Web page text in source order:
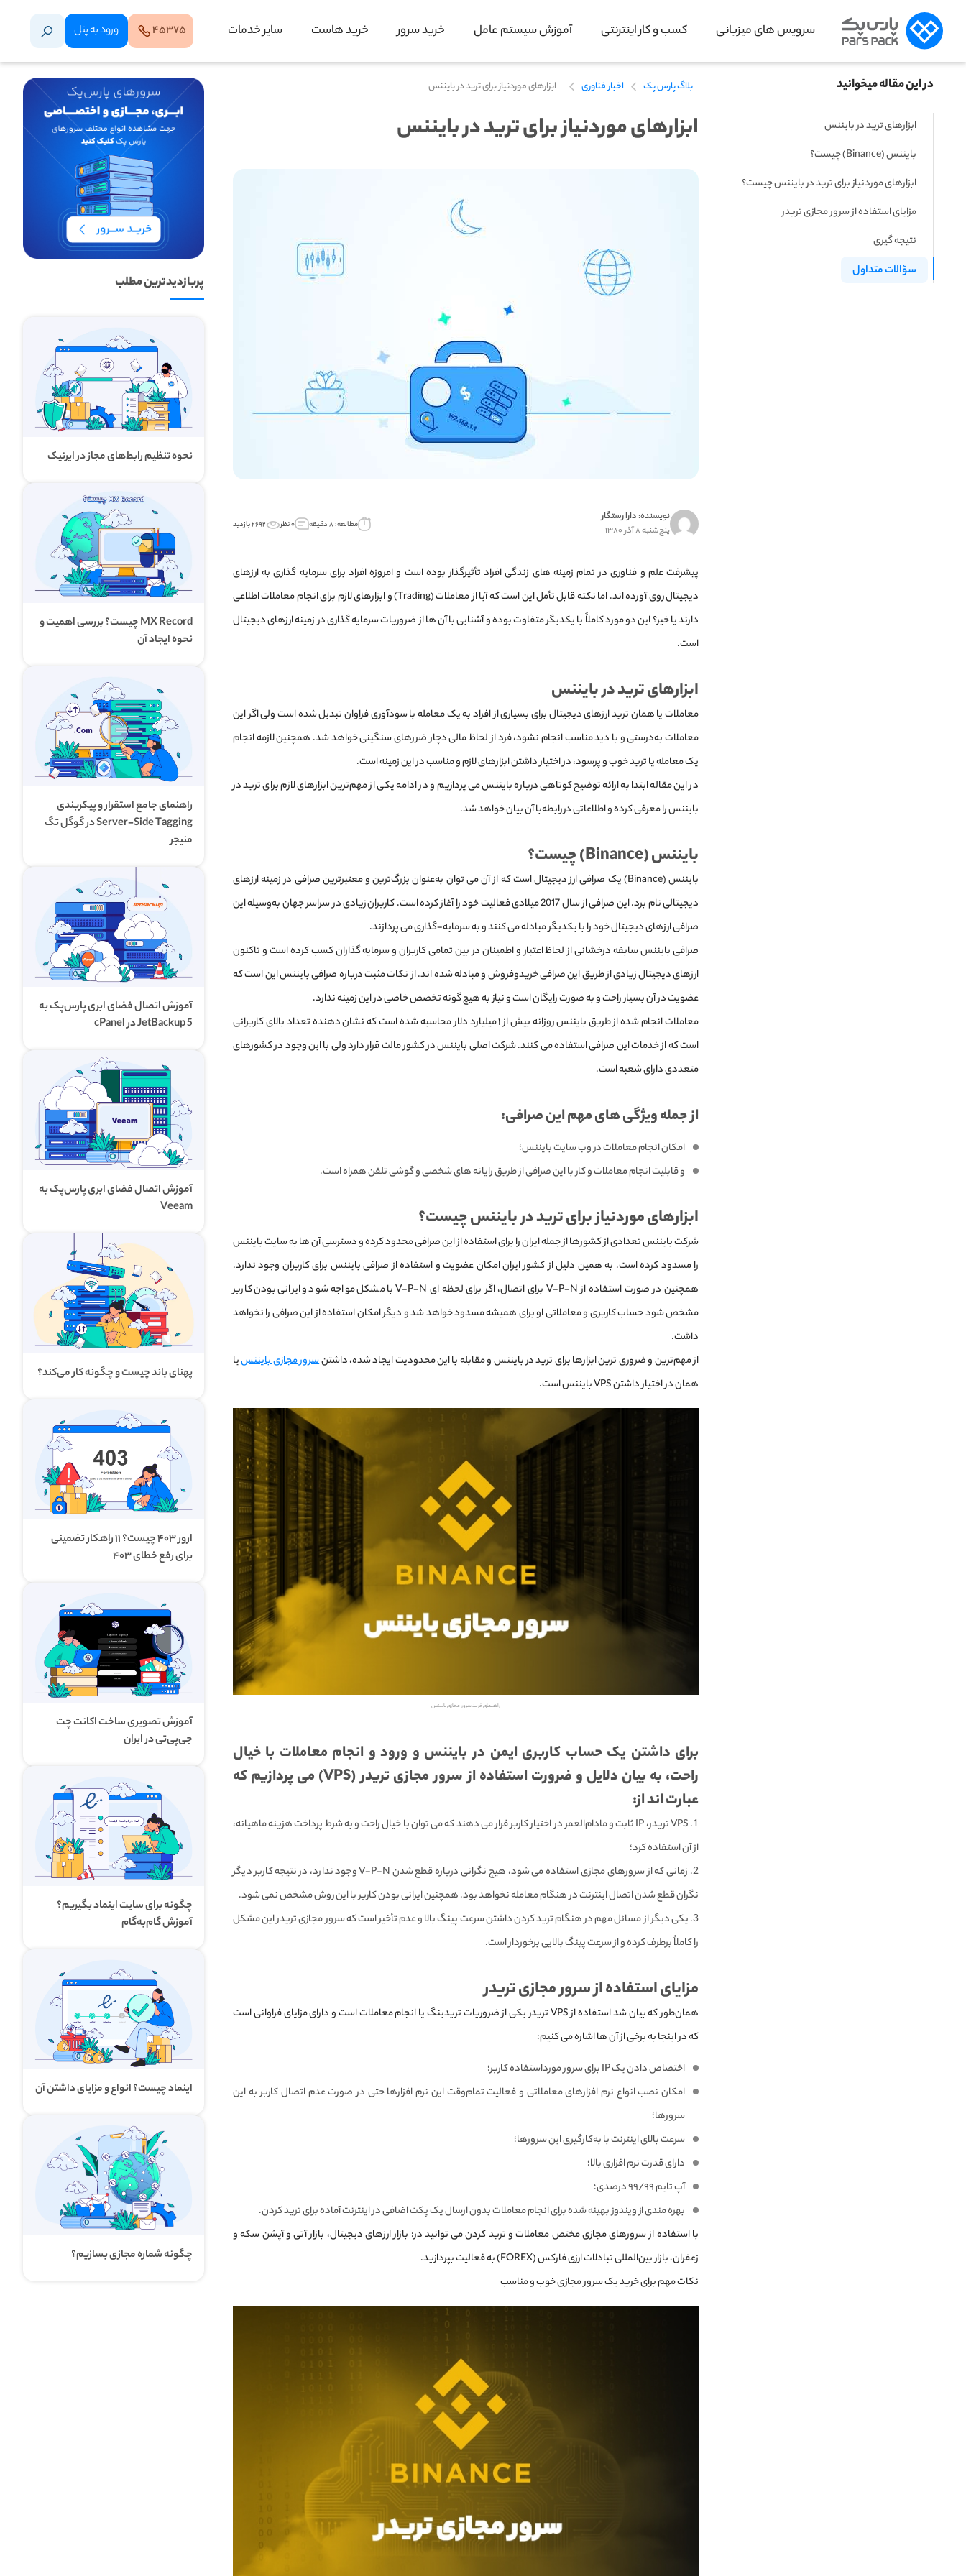
سرویس های میزبانی کسب و کار اینترنتی آموزش سیستم عامل خرید سرور خرید هاست سایر خدمات ۴۵۳۷۵ ورود‌ به‌ پنل
بلاگ پارس پک اخبار فناوری ابزارهای موردنیاز برای ترید در بایننس
ابزارهای موردنیاز برای ترید در بایننس
نویسنده: دارا رستگار
پنج‌شنبه ۸ آذر ۱۳۸۰
مطالعه: ۸ دقیقه ۰ نظر ۲۶۹۲ بازدید
در این مقاله میخوانید
ابزارهای ترید در بایننس
بایننس (Binance) چیست؟
ابزارهای موردنیاز برای ترید در بایننس چیست؟
مزایای استفاده از سرور مجازی تریدر
نتیجه گیری
سؤالات متداول
پیشرفت علم و فناوری در تمام زمینه های زندگی افراد تأثیرگذار بوده است و امروزه افراد برای سرمایه گذاری به ارزهای
دیجیتال روی آورده اند. اما نکته قابل تأمل این است که آیا از معاملات (Trading) و ابزارهای لازم برای انجام معاملات اطلاعی
دارند یا خیر؟ این دو مورد کاملاً با یکدیگر متفاوت بوده و آشنایی با آن ها از ضروریات سرمایه گذاری در زمینه ارزهای دیجیتال
است.
ابزارهای ترید در بایننس
معاملات یا همان ترید ارزهای دیجیتال برای بسیاری از افراد به یک معامله با سودآوری فراوان تبدیل شده است ولی اگر این
معاملات به‌درستی و با دید مناسب انجام نشود، فرد از لحاظ مالی دچار ضررهای سنگینی خواهد شد. همچنین لازمه انجام
یک معامله یا ترید خوب و پرسود، در اختیار داشتن ابزارهای لازم و مناسب در این زمینه است.
در این مقاله ابتدا به ارائه توضیح کوتاهی درباره بایننس می پردازیم و در ادامه یکی از مهم‌ترین ابزارهای لازم برای ترید در
بایننس را معرفی کرده و اطلاعاتی دررابطه‌با آن بیان خواهد شد.
بایننس (Binance) چیست؟
بایننس (Binance) یک صرافی ارز دیجیتال است که از آن می توان به‌عنوان بزرگ‌ترین و معتبرترین صرافی در زمینه ارزهای
دیجیتالی نام برد. این صرافی از سال 2017 میلادی فعالیت خود را آغاز کرده است. کاربران زیادی در سراسر جهان به‌وسیله این
صرافی ارزهای دیجیتال خود را با یکدیگر مبادله می کنند و به سرمایه-گذاری می پردازند.
صرافی بایننس سابقه درخشانی از لحاظ اعتبار و اطمینان در بین تمامی کاربران و سرمایه گذاران کسب کرده است و تاکنون
ارزهای دیجیتال زیادی از طریق این صرافی خریدوفروش و مبادله شده اند. از نکات مثبت درباره صرافی بایننس این است که
عضویت در آن بسیار راحت و به صورت رایگان است و نیاز به هیچ گونه تخصص خاصی در این زمینه ندارد.
معاملات انجام شده از طریق بایننس روزانه بیش از ۱ میلیارد دلار محاسبه شده است که نشان دهنده تعداد بالای کاربرانی
است که از خدمات این صرافی استفاده می کنند. شرکت اصلی بایننس در کشور مالت قرار دارد ولی با این وجود در کشورهای
متعددی دارای شعبه است.
از جمله ویژگی های مهم این صرافی:
امکان انجام معاملات در وب سایت بایننس؛
و قابلیت انجام معاملات و کار با این صرافی از طریق رایانه های شخصی و گوشی تلفن همراه است.
ابزارهای موردنیاز برای ترید در بایننس چیست؟
شرکت بایننس تعدادی از کشورها از جمله ایران را برای استفاده از این صرافی محدود کرده و دسترسی آن ها به سایت بایننس
را مسدود کرده است. به همین دلیل از کشور ایران امکان عضویت و استفاده از صرافی بایننس برای کاربران وجود ندارد.
همچنین در صورت استفاده از V-P-N برای اتصال، اگر برای لحظه ای V-P-N با مشکل مواجه شود و ایرانی بودن کاربر
مشخص شود حساب کاربری و معاملاتی او برای همیشه مسدود خواهد شد و دیگر امکان استفاده از این صرافی را نخواهد
داشت.
از مهم‌ترین و ضروری ترین ابزارها برای ترید در بایننس و مقابله با این محدودیت ایجاد شده، داشتنسرور مجازی بایننسیا
همان در اختیار داشتن VPS بایننس است.
راهنمای خرید سرور مجازی بایننس
برای داشتن یک حساب کاربری ایمن در بایننس و ورود و انجام معاملات با خیال
راحت، به بیان دلایل و ضرورت استفاده از سرور مجازی تریدر (VPS) می پردازیم که
عبارت اند از:
VPS تریدر، IP ثابت و مادام‌العمر در اختیار کاربر قرار می دهند که می توان با خیال راحت و به شرط پرداخت هزینه ماهیانه،
از آن استفاده کرد؛
زمانی که از سرورهای مجازی استفاده می شود، هیچ نگرانی درباره قطع شدن V-P-N وجود ندارد، در نتیجه کاربر دیگر
نگران قطع شدن اتصال اینترنت در هنگام معامله نخواهد بود. همچنین ایرانی بودن کاربر با این روش مشخص نمی شود.
یکی دیگر از مسائل مهم در هنگام ترید کردن داشتن سرعت پینگ بالا و عدم تأخیر است که سرور مجازی تریدر این مشکل
را کاملاً برطرف کرده‌ و از سرعت پینگ بالایی برخوردار است.
مزایای استفاده از سرور مجازی تریدر
همان‌طور که بیان شد استفاده از VPS تریدر یکی از ضروریات تریدینگ یا انجام معاملات است و دارای مزایای فراوانی است
که در اینجا به برخی از آن ها اشاره می کنیم:
اختصاص دادن یک IP برای سرور مورداستفاده کاربر؛
امکان نصب انواع نرم افزارهای معاملاتی و فعالیت تمام‌وقت این نرم افزارها حتی در صورت عدم اتصال کاربر به این
سرورها؛
سرعت بالای اینترنت با به‌کارگیری این سرورها؛
دارای قدرت نرم افزاری بالا؛
آپ تایم ۹۹/۹۹ درصدی؛
بهره مندی از ویندوز بهینه شده برای انجام معاملات بدون ارسال یک پکت اضافی در اینترنت آماده برای ترید کردن.
با استفاده از سرورهای مجازی مختص معاملات و ترید کردن می توانید در: بازار ارزهای دیجیتال، بازار آتی و آپشن سکه و
زعفران، بازار بین‌المللی تبادلات ارزی فارکس (FOREX) به فعالیت بپردازید.
نکات مهم برای خرید یک سرور مجازی خوب و مناسب
پربازدیدترین مطلب
نحوه تنظیم رابط‌های مجاز در ایرنیک
MX Record چیست؟ بررسی اهمیت و
نحوه ایجاد آن
راهنمای جامع استقرار و پیکربندی
Server-Side Tagging در گوگل تگ
منیجر
آموزش اتصال فضای ابری پارس‌پک به
JetBackup 5 در cPanel
آموزش اتصال فضای ابری پارس‌پک به
Veeam
پهنای باند چیست و چگونه کار می‌کند؟
ارور ۴۰۳ چیست؟ ۱۱ راهکار تضمینی
برای رفع خطای ۴۰۳
آموزش تصویری ساخت اکانت چت
جی‌پی‌تی در ایران
چگونه برای سایت اینماد بگیریم؟
آموزش گام‌به‌گام
اینماد چیست؟ انواع و مزایای داشتن آن
چگونه شماره مجازی بسازیم؟